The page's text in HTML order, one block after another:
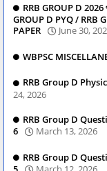
RRB GROUP D 2026
GROUP D PYQ / RRB
PAPER
June 30,
WBPSC
RRB Group D
24, 2026
RRB Group D
6
March 13, 2026
RRB Group D